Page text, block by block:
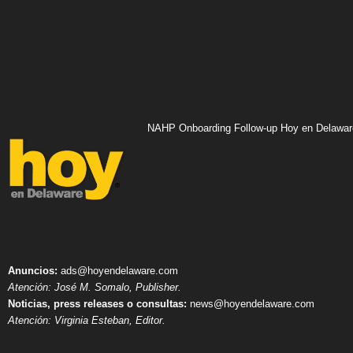
NAHP Onboarding Follow-up Hoy en
Anuncios: ads@hoyendelaware.com
Atención: José M. Somalo, Publisher.
Noticias, press releases o consultas: news@hoyendelaware.com
Atención: Virginia Esteban, Editor.